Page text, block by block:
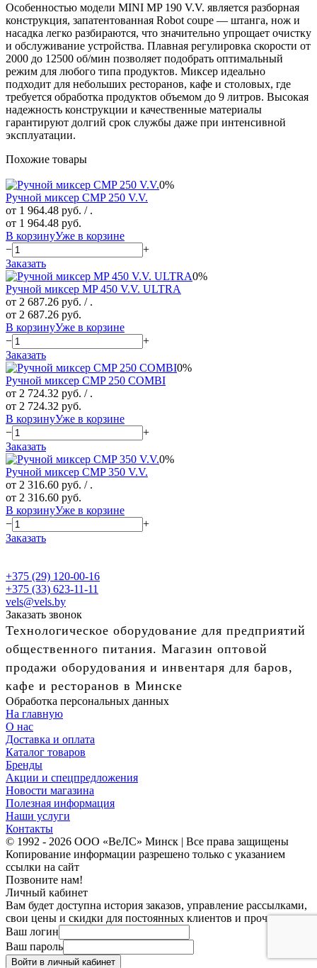
Особенностью модели MINI MP 190 V.V. является разборная
конструкция, запатентованная Robot coupe — штанга, нож и
насадка легко разбираются, что значительно упрощает очистку
и обслуживание устройства. Плавная регулировка скорости от
2000 до 12500 об/мин позволяет подобрать оптимальный
режим для любого типа продуктов. Миксер идеально
подходит для небольших ресторанов, кафе и столовых, где
требуется обработка продуктов объемом до 9 литров. Высокая
надежность конструкции и качественные материалы
гарантируют долгий срок службы даже при интенсивной
эксплуатации.
Похожие товары
0%
Ручной миксер CMP 250 V.V.
от 1 964.48 руб. / .
от 1 964.48 руб.
В корзинуУже в корзине
−
+
Заказать
0%
Ручной миксер MP 450 V.V. ULTRA
от 2 687.26 руб. / .
от 2 687.26 руб.
В корзинуУже в корзине
−
+
Заказать
0%
Ручной миксер CMP 250 COMBI
от 2 724.32 руб. / .
от 2 724.32 руб.
В корзинуУже в корзине
−
+
Заказать
0%
Ручной миксер CMP 350 V.V.
от 2 316.60 руб. / .
от 2 316.60 руб.
В корзинуУже в корзине
−
+
Заказать
+375 (29) 120-00-16
+375 (33) 623-11-11
vels@vels.by
Заказать звонок
Технологическое оборудование для предприятий
общественного питания. Магазин оптовой
продажи оборудования и инвентаря для баров,
кафе и ресторанов в Минске
Обработка персональных данных
На главную
О нас
Доставка и оплата
Каталог товаров
Бренды
Акции и спецпредложения
Новости магазина
Полезная информация
Наши услуги
Контакты
© 1992 - 2026 ООО «ВеЛС» Минск | Все права защищены
Копирование информации разрешено только с указанием
ссылки на сайт
Позвоните нам!
Личный кабинет
Вам будет доступна история заказов, управление рассылками,
свои цены и скидки для постоянных клиентов и прочее.
Ваш логин
Ваш пароль
Войти в личный кабинет